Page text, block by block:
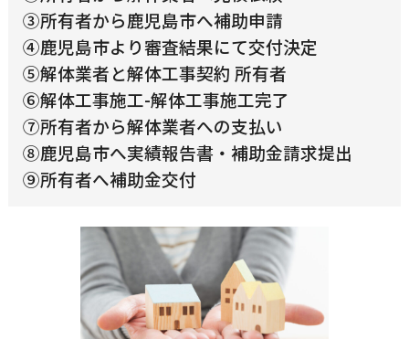
③所有者から鹿児島市へ補助申請
④鹿児島市より審査結果にて交付決定
⑤解体業者と解体工事契約 所有者
⑥解体工事施工-解体工事施工完了
⑦所有者から解体業者への支払い
⑧鹿児島市へ実績報告書・補助金請求提出
⑨所有者へ補助金交付